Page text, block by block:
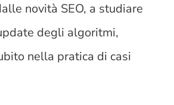
novità SEO, a studiare
degli algoritmi,
nella pratica di casi